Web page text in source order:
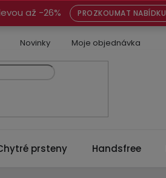
až -26% PROZKOUMAT NABÍDKU
Novinky Moje objednávka
prsteny Handsfree